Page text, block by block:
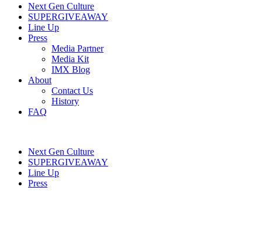
Next Gen Culture
SUPERGIVEAWAY
Line Up
Press
Media Partner
Media Kit
IMX Blog
About
Contact Us
History
FAQ
Next Gen Culture
SUPERGIVEAWAY
Line Up
Press